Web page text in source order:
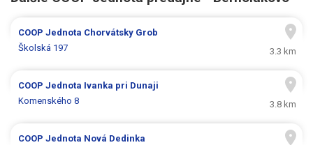
COOP Jednota Chorvátsky Grob
Školská 197
3.3 km
COOP Jednota Ivanka pri Dunaji
Komenského 8
3.8 km
COOP Jednota Nová Dedinka